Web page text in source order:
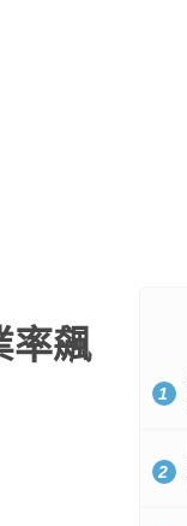
率飆
1
2